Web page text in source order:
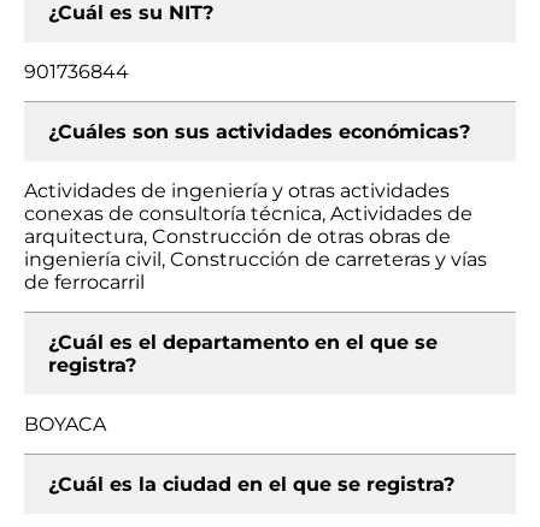
¿Cuál es su NIT?
901736844
¿Cuáles son sus actividades económicas?
Actividades de ingeniería y otras actividades
conexas de consultoría técnica, Actividades de
arquitectura, Construcción de otras obras de
ingeniería civil, Construcción de carreteras y vías
de ferrocarril
¿Cuál es el departamento en el que se
registra?
BOYACA
¿Cuál es la ciudad en el que se registra?